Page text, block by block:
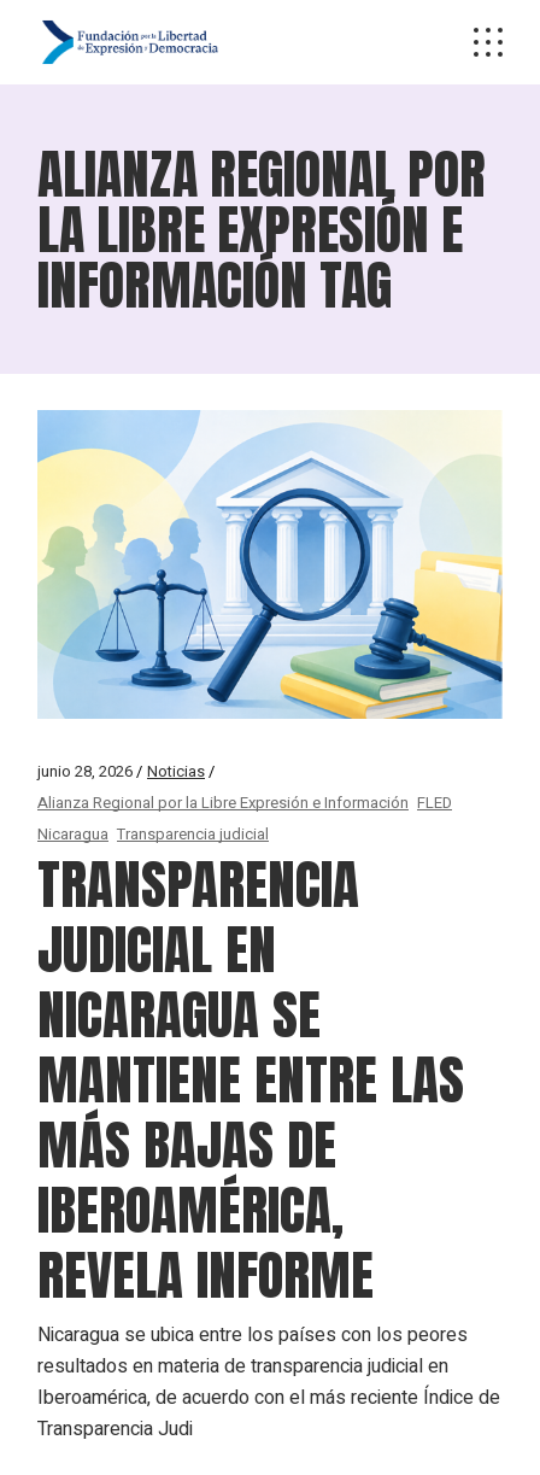
content
ALIANZA REGIONAL POR
LA LIBRE EXPRESIÓN E
INFORMACIÓN TAG
junio 28, 2026
Noticias
Alianza Regional por la Libre Expresión e Información FLED
Nicaragua Transparencia judicial
TRANSPARENCIA
JUDICIAL EN
NICARAGUA SE
MANTIENE ENTRE LAS
MÁS BAJAS DE
IBEROAMÉRICA,
REVELA INFORME
Nicaragua se ubica entre los países con los peores
resultados en materia de transparencia judicial en
Iberoamérica, de acuerdo con el más reciente Índice de
Transparencia Judi